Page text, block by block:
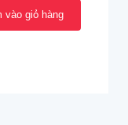
vào giỏ hàng